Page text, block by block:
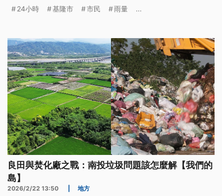
行，確保民眾安全。
24小時 基隆市 市民 雨量 ...
良田與焚化廠之戰：南投垃圾問題該怎麼解【我們的
島】
2026/2/22 13:50 地方